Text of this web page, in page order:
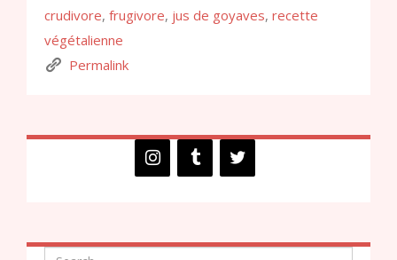
crudivore, frugivore, jus de goyaves, recette
végétalienne
Permalink